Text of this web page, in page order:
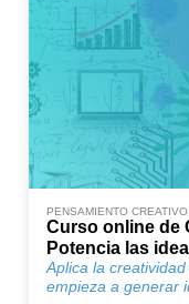
PENSAMIENTO CREATIVO
Curso online de
Potencia las
Aplica la
empieza a generar